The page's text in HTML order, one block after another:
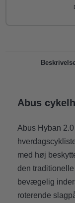
Abus
Abus Hyban
med høj
den
bevægelig
roterende